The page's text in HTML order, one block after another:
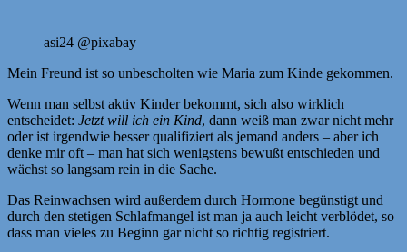
asi24 @pixabay
Mein Freund ist so unbescholten wie Maria zum Kinde gekommen.
Wenn man selbst aktiv Kinder bekommt, sich also wirklich
entscheidet: Jetzt will ich ein Kind, dann weiß man zwar nicht mehr
oder ist irgendwie besser qualifiziert als jemand anders – aber ich
denke mir oft – man hat sich wenigstens bewußt entschieden und
wächst so langsam rein in die Sache.
Das Reinwachsen wird außerdem durch Hormone begünstigt und
durch den stetigen Schlafmangel ist man ja auch leicht verblödet, so
dass man vieles zu Beginn gar nicht so richtig registriert.